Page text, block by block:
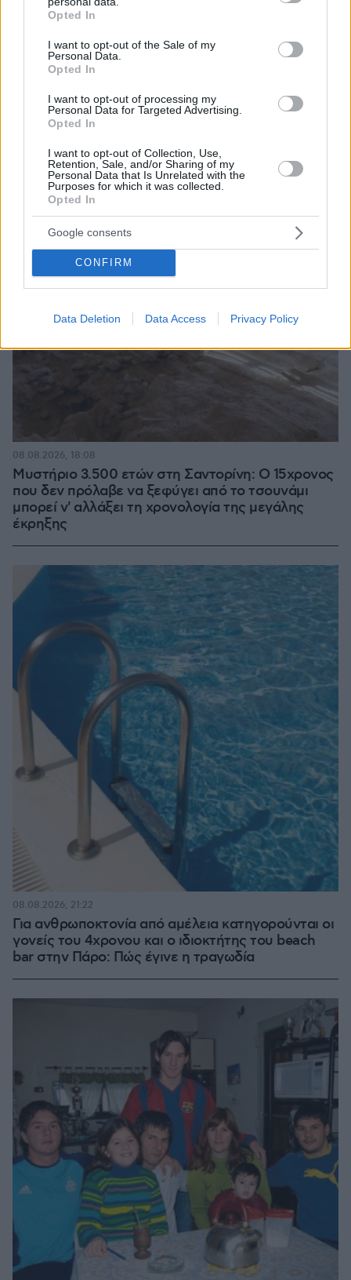
grant or deny consent to Google and its third-party tags to
use your data for below specified purposes in below Google
consent section.
Opted In
I want to opt-out of the Sale of my
Personal Data.
Opted In
I want to opt-out of processing my
Personal Data for Targeted Advertising.
Opted In
I want to opt-out of Collection, Use,
Retention, Sale, and/or Sharing of my
Personal Data that Is Unrelated with the
Purposes for which it was collected.
Opted In
Google consents
CONFIRM
Data Deletion Data Access Privacy Policy
ΔΕΙΤΕ ΟΛΕΣ ΤΙΣ ΕΙΔΗΣΕΙΣ
ΤΑ ΠΙΟ ΔΗΜΟΦΙΛΗ
Μυστήριο 3.500 ετών στη Σαντορίνη: Ο 15χρονος
που δεν πρόλαβε να ξεφύγει από το τσουνάμι
μπορεί ν' αλλάξει τη χρονολογία της μεγάλης
έκρηξης
08.08.2026, 18:08
Για ανθρωποκτονία από αμέλεια κατηγορούνται οι
γονείς του 4χρονου και ο ιδιοκτήτης του beach
bar στην Πάρο: Πώς έγινε η τραγωδία
08.08.2026, 21:22